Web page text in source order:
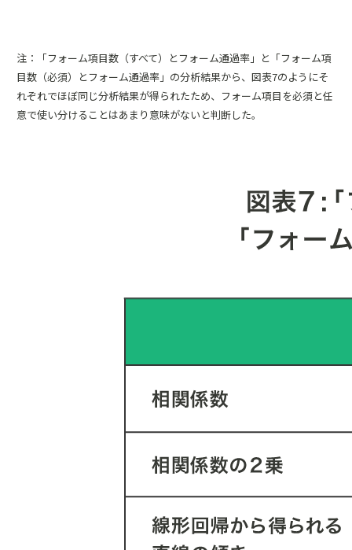
注：「フォーム項目数（すべて）とフォーム通過率」と「フォーム項
目数（必須）とフォーム通過率」の分析結果から、図表7のようにそ
れぞれでほぼ同じ分析結果が得られたため、フォーム項目を必須と任
意で使い分けることはあまり意味がないと判断した。